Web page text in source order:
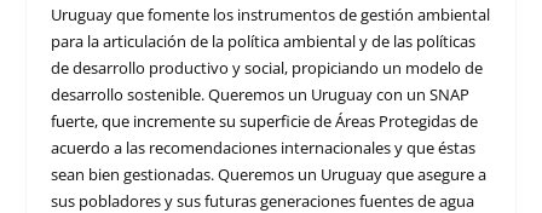
Uruguay que fomente los instrumentos de gestión ambiental
para la articulación de la política ambiental y de las políticas
de desarrollo productivo y social, propiciando un modelo de
desarrollo sostenible. Queremos un Uruguay con un SNAP
fuerte, que incremente su superficie de Áreas Protegidas de
acuerdo a las recomendaciones internacionales y que éstas
sean bien gestionadas. Queremos un Uruguay que asegure a
sus pobladores y sus futuras generaciones fuentes de agua